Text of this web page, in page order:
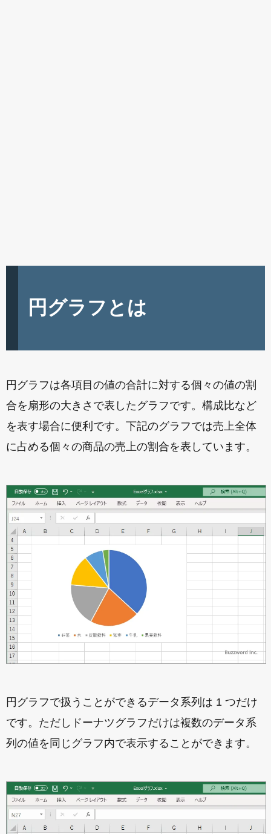
円グラフとは
円グラフは各項目の値の合計に対する個々の値の割
合を扇形の大きさで表したグラフです。構成比など
を表す場合に便利です。下記のグラフでは売上全体
に占める個々の商品の売上の割合を表しています。
円グラフで扱うことができるデータ系列は 1 つだけ
です。ただしドーナツグラフだけは複数のデータ系
列の値を同じグラフ内で表示することができます。